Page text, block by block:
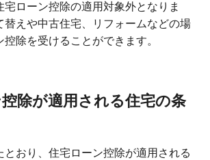
宅ローン控除の適用対象外となりま
替えや中古住宅、リフォームなどの場
除を受けることができます。
除が適用される住宅の条
とおり、住宅ローン控除が適用される